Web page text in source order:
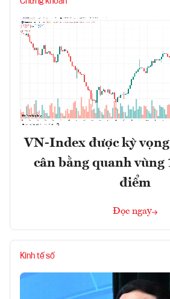
VN-Index được kỳ
cân bằng quanh vùng
điểm
Đọc ngay
Kinh tế số